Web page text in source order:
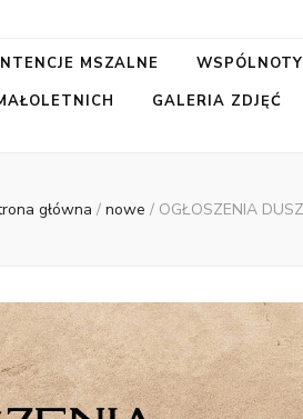
MSZALNE WSPÓLNOTY
GALERIA ZDJĘĆ
główna / nowe / OGŁOSZENIA